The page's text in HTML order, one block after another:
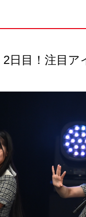
2日目！注目